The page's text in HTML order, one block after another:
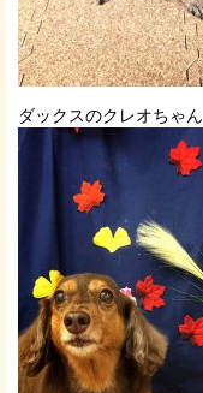
ダックスのクレオちゃん